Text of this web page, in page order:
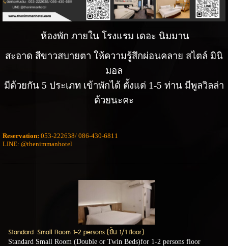
ห้องพัก ภายใน โรงแรม เดอะ นิมมาน
สะอาด สีขาวสบายตา ให้ความรู้สึกผ่อนคลาย สไตล์ มินิ
มอล
มีด้วยกัน 5 ประเภท เข้าพักได้ ตั้งแต่ 1-5 ท่าน มีพูลวิลล่า
ด้วยนะคะ
Reservation: 053-222638/ 086-430-6811
LINE: @thenimmanhotel
Standard Small Room 1-2 persons (ชั้น 1/1 floor)
Standard Small Room (Double or Twin Beds)for 1-2 persons floor